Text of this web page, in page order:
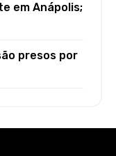
em Anápolis;
presos por